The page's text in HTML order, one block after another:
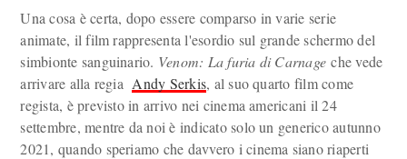
Una cosa è certa, dopo essere comparso in varie serie
animate, il film rappresenta l'esordio sul grande schermo del
simbionte sanguinario. Venom: La furia di Carnage che vede
arrivare alla regia Andy Serkis, al suo quarto film come
regista, è previsto in arrivo nei cinema americani il 24
settembre, mentre da noi è indicato solo un generico autunno
2021, quando speriamo che davvero i cinema siano riaperti